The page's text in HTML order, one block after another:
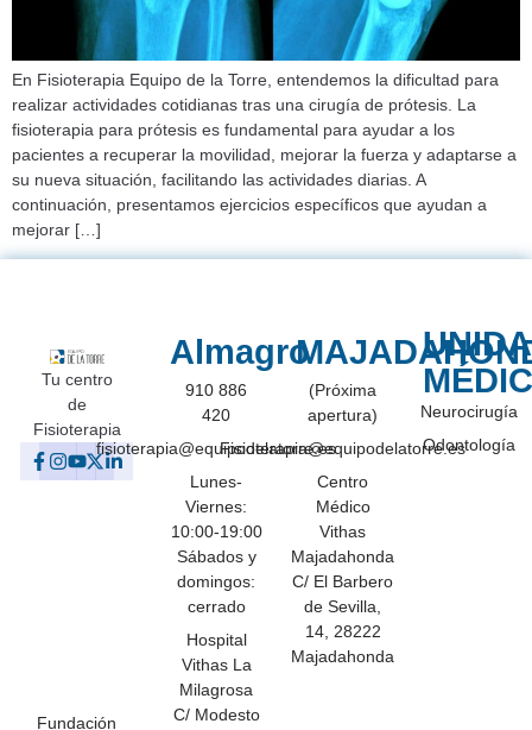
En Fisioterapia Equipo de la Torre, entendemos la dificultad para
realizar actividades cotidianas tras una cirugía de prótesis. La
fisioterapia para prótesis es fundamental para ayudar a los
pacientes a recuperar la movilidad, mejorar la fuerza y adaptarse a
su nueva situación, facilitando las actividades diarias. A
continuación, presentamos ejercicios específicos que ayudan a
mejorar […]
Tu centro
de
Fisioterapia
Fundación
Almagro
910 886
420
fisioterapia@equipodelatorre.es
Lunes-
Viernes:
10:00-19:00
Sábados y
domingos:
cerrado
Hospital
Vithas La
Milagrosa
C/ Modesto
(Próxima
apertura)
Fisioterapia@equipodelatorre.es
Centro
Médico
Vithas
Majadahonda
C/ El Barbero
de Sevilla,
14, 28222
Majadahonda
Neurocirugía
Odontología